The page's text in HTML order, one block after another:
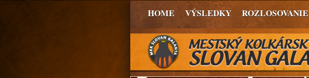
HOME VÝSLEDKY ROZLOSOVANIE